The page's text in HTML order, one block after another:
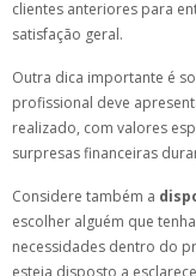
clientes anteriores para
satisfação geral.
Outra dica importante é
profissional deve
realizado, com valores
surpresas financeiras
Considere também a
escolher alguém que
necessidades dentro do